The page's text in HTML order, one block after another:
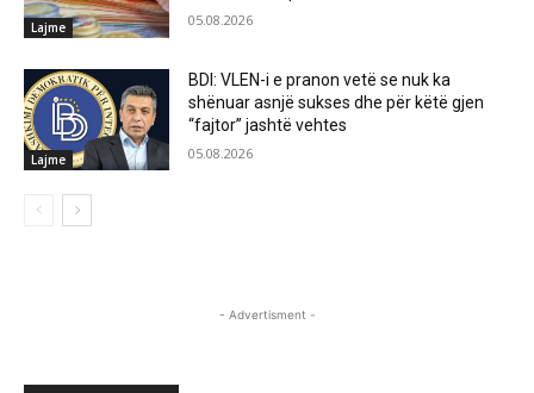
Lajme 05.08.2026
Lajme
BDI: VLEN-i e pranon vetë se nuk ka
shënuar asnjë sukses dhe për këtë gjen
“fajtor” jashtë vehtes
05.08.2026
- Advertisment -